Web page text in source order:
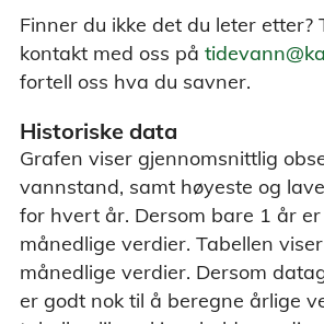
Finner du ikke det du leter etter?
kontakt med oss på
fortell oss hva du savner.
Historiske data
Grafen viser gjennomsnittlig
vannstand, samt høyeste og
for hvert år. Dersom bare 1 år
månedlige verdier. Tabellen
månedlige verdier. Dersom
er godt nok til å beregne årlige